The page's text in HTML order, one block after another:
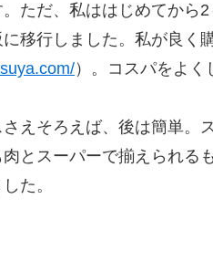
ただ、私ははじめてから
移行しました。私が良く
）。コスパをよ
えそろえば、後は簡単。
とスーパーで揃えられる
た。